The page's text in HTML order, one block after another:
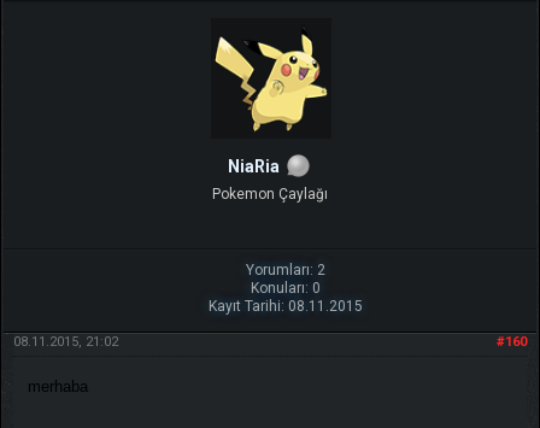
NiaRia
Pokemon Çaylağı
Yorumları: 2
Konuları: 0
Kayıt Tarihi: 08.11.2015
#160
08.11.2015, 21:02
merhaba